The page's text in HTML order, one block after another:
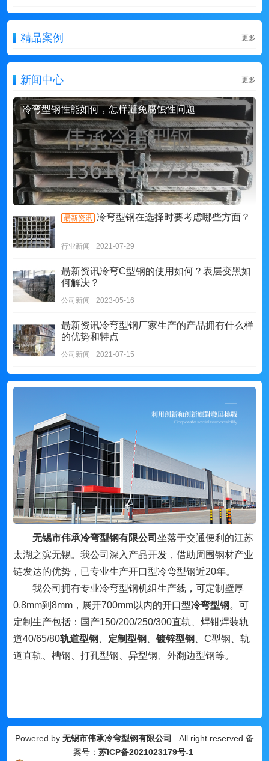
精品案例 更多
新闻中心 更多
冷弯型钢性能如何，怎样避免腐蚀性问题
朂新资讯 冷弯型钢在选择时要考虑哪些方面？
行业新闻 2021-07-29
朂新资讯冷弯C型钢的使用如何？表层变黑如
何解决？
公司新闻 2023-05-16
朂新资讯冷弯型钢厂家生产的产品拥有什么样
的优势和特点
公司新闻 2021-07-15
无锡市伟承冷弯型钢有限公司 坐落于交通便利的江苏
太湖之滨无锡。我公司深入产品开发，借助周围钢材产业
链发达的优势，已专业生产开口型冷弯型钢近20年。
我公司拥有专业冷弯型钢机组生产线，可定制壁厚
0.8mm到8mm，展开700mm以内的开口型冷弯型钢 。可
定制生产包括：国产150/200/250/300直轨、焊钳焊装轨
道40/65/80轨道型钢 定制型钢 镀锌型钢
C型钢、轨
道直轨、槽钢、打孔型钢、异型钢、外翻边型钢等。
Powered by 无锡市伟承冷弯型钢有限公司
All right reserved 备
案号： 苏ICP备2021023179号-1